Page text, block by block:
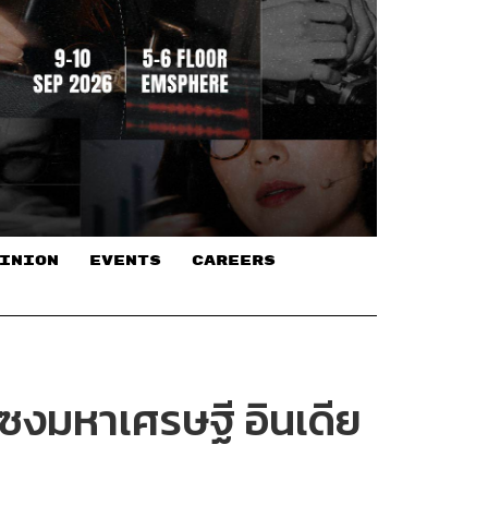
EVENTS CAREERS
งมหาเศรษฐี อินเดีย